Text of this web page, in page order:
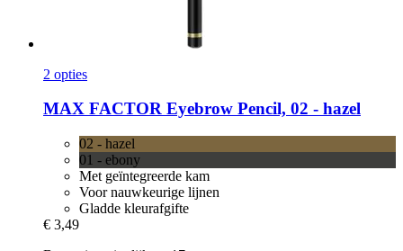
2 opties
MAX FACTOR Eyebrow Pencil, 02 -​ hazel
02 - hazel
01 - ebony
Met geïntegreerde kam
Voor nauwkeurige lijnen
Gladde kleurafgifte
€ 3,49